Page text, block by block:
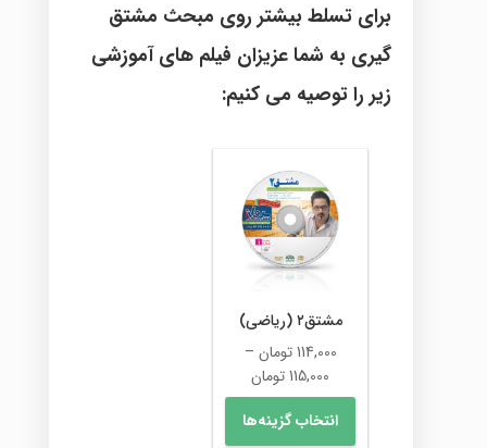
برای تسلط بیشتر روی مبحث مشتق
گیری به شما عزیزان فیلم های آموزشی
زیر را توصیه می کنیم:
مشتق۲ (ریاضی)
114,000تومان –
115,000تومانمحدوده
قیمت:
انتخاب گزینه‌ها